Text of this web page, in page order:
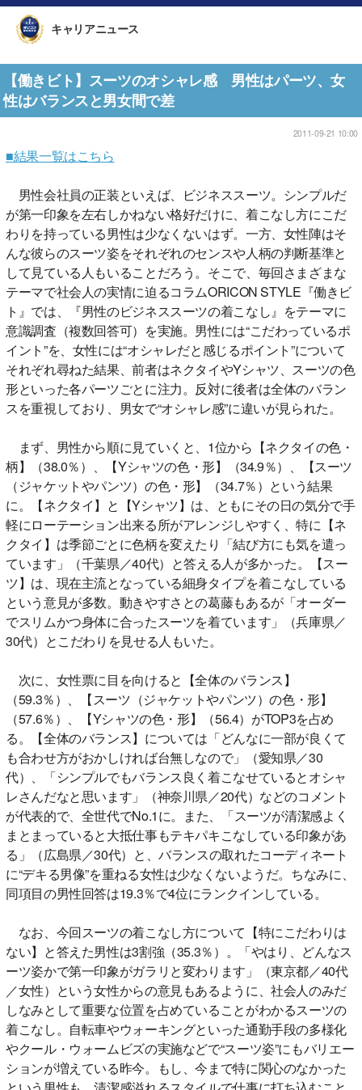
キャリアニュース
【働きビト】スーツのオシャレ感 男性はパーツ、女
性はバランスと男女間で差
2011-09-21 10:00
■結果一覧はこちら
男性会社員の正装といえば、ビジネススーツ。シンプルだ
が第一印象を左右しかねない格好だけに、着こなし方にこだ
わりを持っている男性は少なくないはず。一方、女性陣はそ
んな彼らのスーツ姿をそれぞれのセンスや人柄の判断基準と
して見ている人もいることだろう。そこで、毎回さまざまな
テーマで社会人の実情に迫るコラムORICON STYLE『働きビ
ト』では、『男性のビジネススーツの着こなし』をテーマに
意識調査（複数回答可）を実施。男性には“こだわっているポ
イント”を、女性には“オシャレだと感じるポイント”について
それぞれ尋ねた結果、前者はネクタイやYシャツ、スーツの色
形といった各パーツごとに注力。反対に後者は全体のバラン
スを重視しており、男女で“オシャレ感”に違いが見られた。
まず、男性から順に見ていくと、1位から【ネクタイの色・
柄】（38.0％）、【Yシャツの色・形】（34.9％）、【スーツ
（ジャケットやパンツ）の色・形】（34.7％）という結果
に。【ネクタイ】と【Yシャツ】は、ともにその日の気分で手
軽にローテーション出来る所がアレンジしやすく、特に【ネ
クタイ】は季節ごとに色柄を変えたり「結び方にも気を遣っ
ています」（千葉県／40代）と答える人が多かった。【スー
ツ】は、現在主流となっている細身タイプを着こなしている
という意見が多数。動きやすさとの葛藤もあるが「オーダー
でスリムかつ身体に合ったスーツを着ています」（兵庫県／
30代）とこだわりを見せる人もいた。
次に、女性票に目を向けると【全体のバランス】
（59.3％）、【スーツ（ジャケットやパンツ）の色・形】
（57.6％）、【Yシャツの色・形】（56.4）がTOP3を占め
る。【全体のバランス】については「どんなに一部が良くて
も合わせ方がおかしければ台無しなので」（愛知県／30
代）、「シンプルでもバランス良く着こなせているとオシャ
レさんだなと思います」（神奈川県／20代）などのコメント
が代表的で、全世代でNo.1に。また、「スーツが清潔感よく
まとまっていると大抵仕事もテキパキこなしている印象があ
る」（広島県／30代）と、バランスの取れたコーディネート
に“デキる男像”を重ねる女性は少なくないようだ。ちなみに、
同項目の男性回答は19.3％で4位にランクインしている。
なお、今回スーツの着こなし方について【特にこだわりは
ない】と答えた男性は3割強（35.3％）。「やはり、どんなス
ーツ姿かで第一印象がガラリと変わります」（東京都／40代
／女性）という女性からの意見もあるように、社会人のみだ
しなみとして重要な位置を占めていることがわかるスーツの
着こなし。自転車やウォーキングといった通勤手段の多様化
やクール・ウォームビズの実施などで“スーツ姿”にもバリエー
ションが増えている昨今。もし、今まで特に関心のなかった